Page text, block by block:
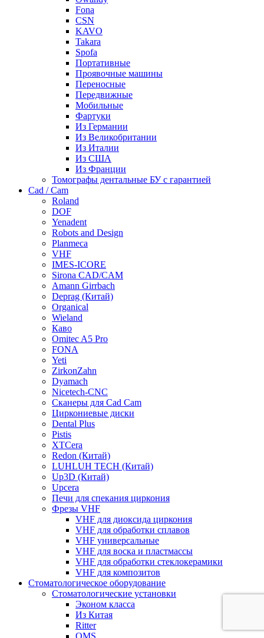
Fona
CSN
KAVO
Takara
Spofa
Портативные
Проявочные машины
Переносные
Передвижные
Мобильные
Фартуки
Из Германии
Из Великобритании
Из Италии
Из США
Из Франции
Томографы дентальные БУ с гарантией
Cad / Cam
Roland
DOF
Yenadent
Robots and Design
Planmeca
VHF
IMES-ICORE
Sirona CAD/CAM
Amann Girrbach
Deprag (Китай)
Organical
Wieland
Каво
Omitec A5 Pro
FONA
Yeti
ZirkonZahn
Dyamach
Nicetech-CNC
Сканеры для Cad Cam
Циркониевые диски
Dental Plus
Pistis
XTCera
Redon (Китай)
LUHLUH TECH (Китай)
Up3D (Китай)
Upcera
Печи для спекания циркония
Фрезы VHF
VHF для диоксида циркония
VHF для обработки сплавов
VHF универсальные
VHF для воска и пластмассы
VHF для обработки стеклокерамики
VHF для композитов
Стоматологическое оборудование
Стоматологические установки
Эконом класса
Из Китая
Ritter
OMS